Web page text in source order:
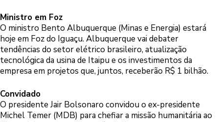
Ministro em Foz
O ministro Bento Albuquerque (Minas e Energia) estará
hoje em Foz do Iguaçu. Albuquerque vai debater
tendências do setor elétrico brasileiro, atualização
tecnológica da usina de Itaipu e os investimentos da
empresa em projetos que, juntos, receberão R$ 1 bilhão.
Convidado
O presidente Jair Bolsonaro convidou o ex-presidente
Michel Temer (MDB) para chefiar a missão humanitária ao